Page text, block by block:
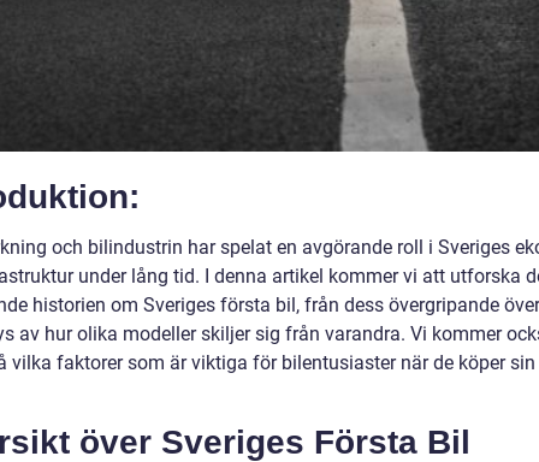
och bilindustrin har spelat en avgörande roll i Sveriges
under lång tid. I denna artikel kommer vi att utforska
historien om Sveriges första bil, från dess övergripande
av hur olika modeller skiljer sig från varandra. Vi kommer
vilka faktorer som är viktiga för bilentusiaster när de köper sin
över Sveriges Första Bil